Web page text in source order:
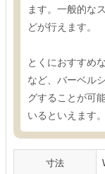
ます。一般的な
どが行えます。
とくにおすすめ
など、バーベル
グすることが可
いるといえます。
寸法